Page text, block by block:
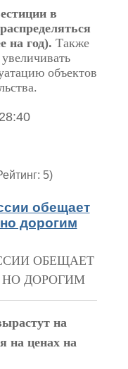
в
на год). Также
объектов
5)
обещает
дорогим
ОБЕЩАЕТ
ДОРОГИМ
на
на ценах на